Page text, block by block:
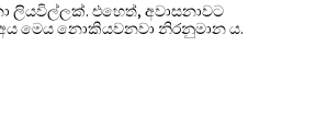
ලියවිල්ලක්. එහෙත්, අවාසනාවට
මෙය නොකියවනවා නිරනුමාන ය.